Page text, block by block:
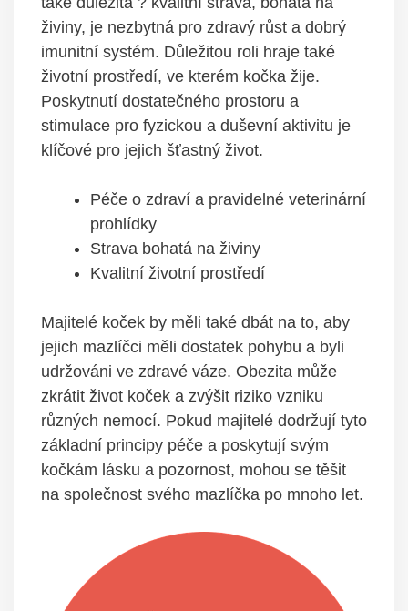
živiny, je nezbytná pro zdravý růst a dobrý
imunitní systém. Důležitou roli hraje také
životní prostředí, ve kterém kočka žije.
Poskytnutí dostatečného prostoru a
stimulace pro fyzickou a duševní aktivitu je
klíčové pro jejich šťastný život.
Péče o zdraví a pravidelné veterinární
prohlídky
Strava bohatá na živiny
Kvalitní životní prostředí
Majitelé koček by měli také dbát na to, aby
jejich mazlíčci měli dostatek pohybu a byli
udržováni ve zdravé váze. Obezita může
zkrátit život koček a zvýšit riziko vzniku
různých nemocí. Pokud majitelé dodržují tyto
základní principy péče a poskytují svým
kočkám lásku a pozornost, mohou se těšit
na společnost svého mazlíčka po mnoho let.